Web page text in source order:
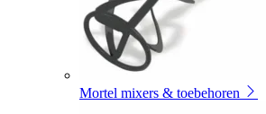
Mortel mixers & toebehoren